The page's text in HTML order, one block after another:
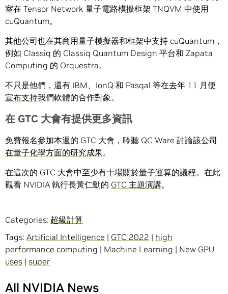
室在 Tensor Network 量子電路模擬框架 TNQVM 中使用
cuQuantum。
其他公司也在其商用量子模擬器和框架中支持 cuQuantum，
例如 Classiq 的 Classiq Quantum Design 平台和 Zapata
Computing 的 Orquestra。
不只是他們，還有 IBM、IonQ 和 Pasqal 等在去年 11 月便
宣布支持我們軟體的合作對象。
在 GTC 大會有提供更多資訊
免費報名參加本週的 GTC 大會，聆聽 QC Ware 討論該公司
在量子化學方面的研究成果。
在這次的 GTC 大會中至少有十場關於量子運算的議程。在此
觀看 NVIDIA 執行長黃仁勳的 GTC 主題演講。
Categories: 超級計算
Tags: Artificial Intelligence | GTC 2022 | high
performance computing | Machine Learning | New GPU
uses | super
All NVIDIA News